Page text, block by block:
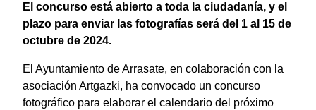
El concurso está abierto a toda la ciudadanía, y el
plazo para enviar las fotografías será del 1 al 15 de
octubre de 2024.
El Ayuntamiento de Arrasate, en colaboración con la
asociación Artgazki, ha convocado un concurso
fotográfico para elaborar el calendario del próximo